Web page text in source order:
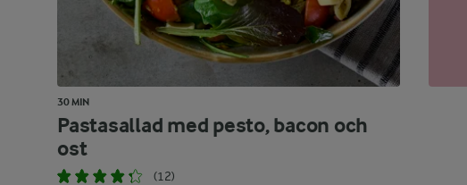
30 MIN
Pastasallad med pesto, bacon och
ost
(12)